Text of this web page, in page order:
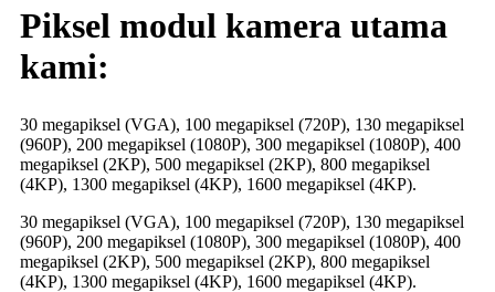
Piksel modul kamera utama
kami:
30 megapiksel (VGA), 100 megapiksel (720P), 130 megapiksel
(960P), 200 megapiksel (1080P), 300 megapiksel (1080P), 400
megapiksel (2KP), 500 megapiksel (2KP), 800 megapiksel
(4KP), 1300 megapiksel (4KP), 1600 megapiksel (4KP).
30 megapiksel (VGA), 100 megapiksel (720P), 130 megapiksel
(960P), 200 megapiksel (1080P), 300 megapiksel (1080P), 400
megapiksel (2KP), 500 megapiksel (2KP), 800 megapiksel
(4KP), 1300 megapiksel (4KP), 1600 megapiksel (4KP).